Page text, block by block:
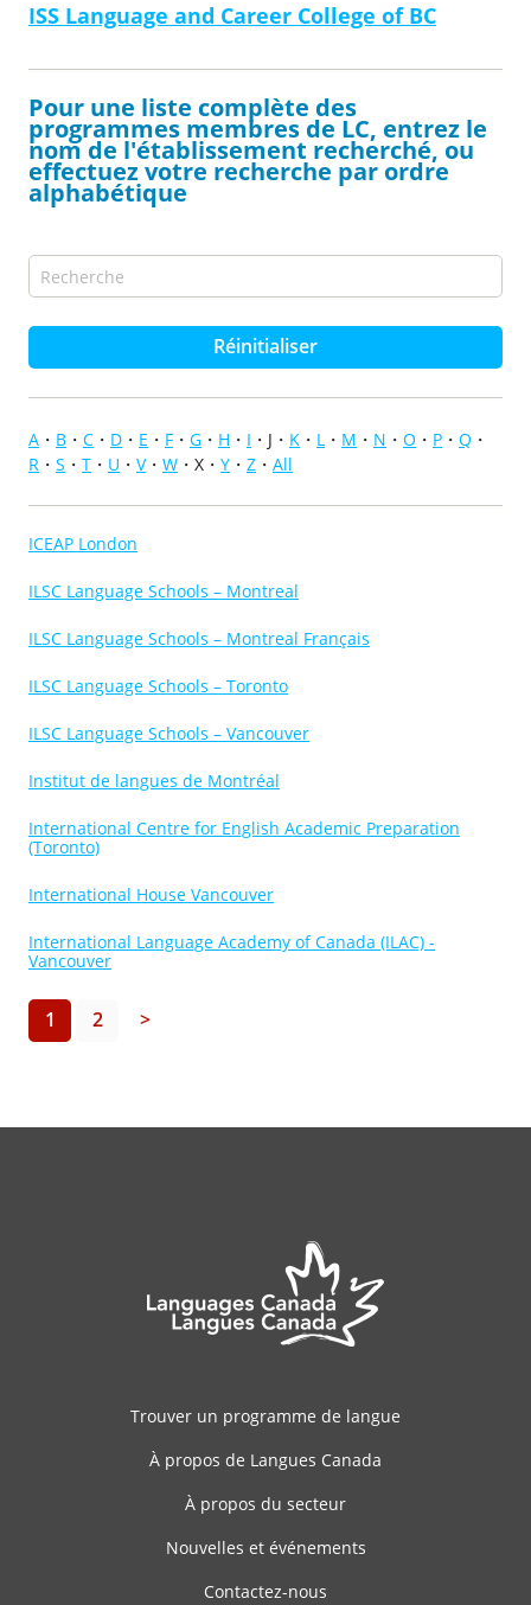
ISS Language and Career College of BC
Pour une liste complète des
programmes membres de LC, entrez le
nom de l'établissement recherché, ou
effectuez votre recherche par ordre
alphabétique
Réinitialiser
A B C D E F G H I J K L M N O P
Q
R
S T U V W X Y Z All
ICEAP London
ILSC Language Schools – Montreal
ILSC Language Schools – Montreal Français
ILSC Language Schools – Toronto
ILSC Language Schools – Vancouver
Institut de langues de Montréal
International Centre for English Academic Preparation
(Toronto)
International House Vancouver
International Language Academy of Canada (ILAC) -
Vancouver
1 2 >
Trouver un programme de langue
À propos de Langues Canada
À propos du secteur
Nouvelles et événements
Contactez-nous